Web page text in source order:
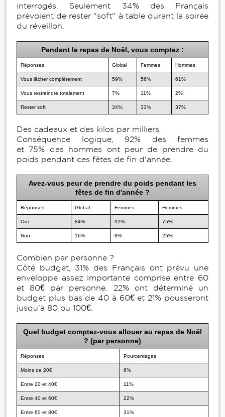
interrogés. Seulement 34% des Français
prévoient de rester "soft" à table durant la soirée
du réveillon.
Pendant le repas de Noël, vous comptez :
Réponses Global Femmes Hommes
Vous lâcher complètement 59% 56% 61%
Vous restreindre totalement 7% 11% 2%
Rester soft 34% 33% 37%
Des cadeaux et des kilos par milliers
Conséquence logique, 92% des femmes
et 75% des hommes ont peur de prendre du
poids pendant ces fêtes de fin d'année.
Avez-vous peur de prendre du poids pendant les
fêtes de fin d'année ?
Réponses Global Femmes Hommes
Oui 84% 92% 75%
Non 16% 8% 25%
Combien par personne ?
Côté budget, 31% des Français ont prévu une
enveloppe assez importante comprise entre 60
et 80€ par personne. 22% ont déterminé un
budget plus bas de 40 à 60€ et 21% pousseront
jusqu'à 80 ou 100€.
Quel budget comptez-vous allouer au repas de Noël
? (par personne)
Réponses Pourcentages
Moins de 20€ 6%
Entre 20 et 40€ 11%
Entre 40 et 60€ 22%
Entre 60 et 80€ 31%